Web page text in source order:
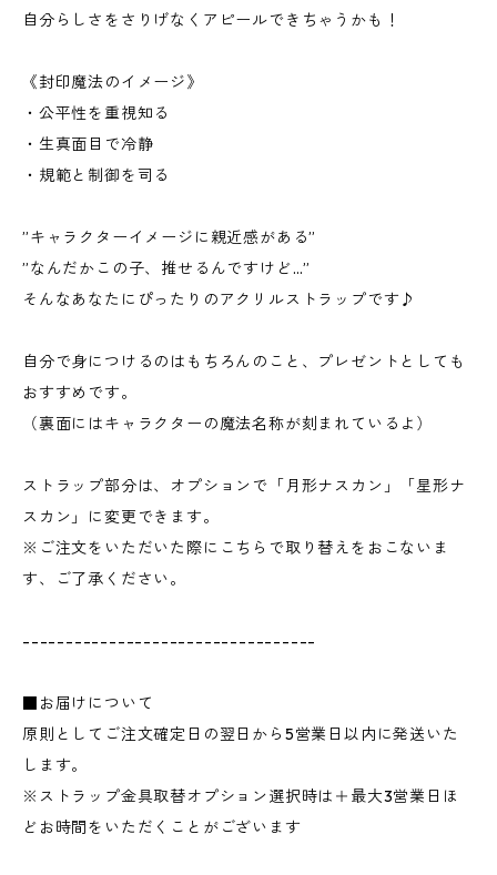
自分らしさをさりげなくアピールできちゃうかも！
《封印魔法のイメージ》
・公平性を重視知る
・生真面目で冷静
・規範と制御を司る
”キャラクターイメージに親近感がある”
”なんだかこの子、推せるんですけど…”
そんなあなたにぴったりのアクリルストラップです♪
自分で身につけるのはもちろんのこと、プレゼントとしても
おすすめです。
（裏面にはキャラクターの魔法名称が刻まれているよ）
ストラップ部分は、オプションで「月形ナスカン」「星形ナ
スカン」に変更できます。
※ご注文をいただいた際にこちらで取り替えをおこないま
す、ご了承ください。
----------------------------------
■お届けについて
原則としてご注文確定日の翌日から5営業日以内に発送いた
します。
※ストラップ金具取替オプション選択時は＋最大3営業日ほ
どお時間をいただくことがございます